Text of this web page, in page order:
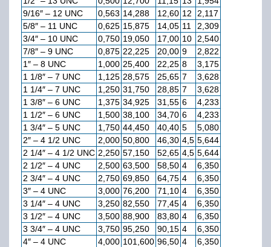
9/16″ – 12 UNC
0,563 14,288 12,60 12
2,117
5/8″ – 11 UNC
0,625 15,875 14,05 11
2,309
3/4″ – 10 UNC
0,750 19,050 17,00 10
2,540
7/8″ – 9 UNC
0,875 22,225 20,00 9
2,822
1″ – 8 UNC
1,000 25,400 22,25 8
3,175
1 1/8″ – 7 UNC
1,125 28,575 25,65 7
3,628
1 1/4″ – 7 UNC
1,250 31,750 28,85 7
3,628
1 3/8″ – 6 UNC
1,375 34,925 31,55 6
4,233
1 1/2″ – 6 UNC
1,500 38,100 34,70 6
4,233
1 3/4″ – 5 UNC
1,750 44,450 40,40 5
5,080
2″ – 4 1/2 UNC
2,000 50,800 46,30 4,5 5,644
2 1/4″ – 4 1/2 UNC 2,250 57,150 52,65 4,5 5,644
2 1/2″ – 4 UNC
2,500 63,500 58,50 4
6,350
2 3/4″ – 4 UNC
2,750 69,850 64,75 4
6,350
3″ – 4 UNC
3,000 76,200 71,10 4
6,350
3 1/4″ – 4 UNC
3,250 82,550 77,45 4
6,350
3 1/2″ – 4 UNC
3,500 88,900 83,80 4
6,350
3 3/4″ – 4 UNC
3,750 95,250 90,15 4
6,350
4″ – 4 UNC
4,000 101,600 96,50 4 6,350